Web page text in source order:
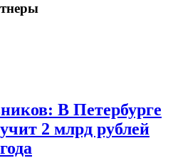
В Петербурге
2 млрд рублей